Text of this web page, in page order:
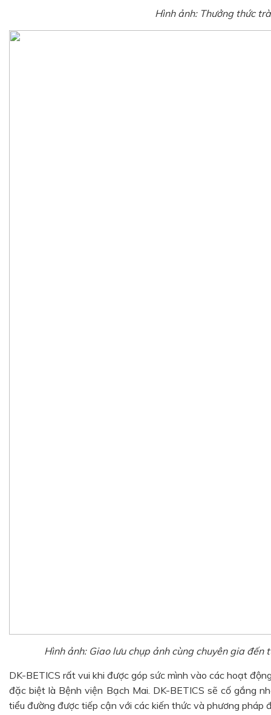
Hình ảnh: Thưởng thức
Hình ảnh: Giao lưu chụp ảnh cùng chuyên gia đến
DK-BETICS rất vui khi được góp sức mình vào các hoạt
đặc biệt là Bệnh viện Bạch Mai. DK-BETICS sẽ cố gắng
tiểu đường được tiếp cận với các kiến thức và phương pháp